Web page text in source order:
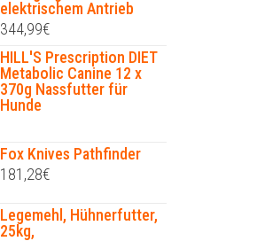
elektrischem Antrieb
344,99€
HILL'S Prescription DIET
Metabolic Canine 12 x
370g Nassfutter für
Hunde
Fox Knives Pathfinder
181,28€
Legemehl, Hühnerfutter,
25kg,